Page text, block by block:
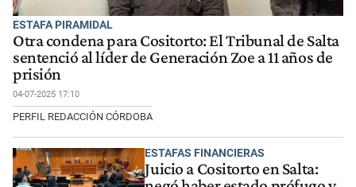
ESTAFA PIRAMIDAL
Otra condena para Cositorto: El Tribunal de Salta
sentenció al líder de Generación Zoe a 11 años de
prisión
04-07-2025 17:10
PERFIL REDACCIÓN CÓRDOBA
ESTAFAS FINANCIERAS
Juicio a Cositorto en Salta: